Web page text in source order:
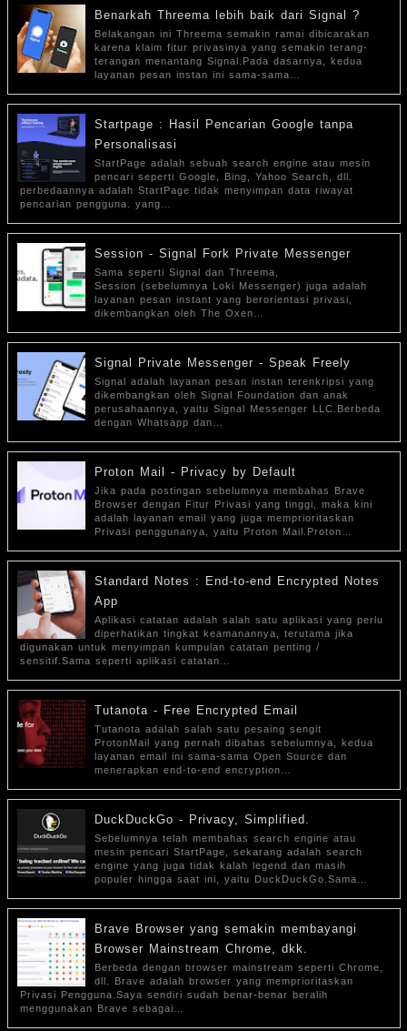
Benarkah Threema lebih baik dari Signal ?
Belakangan ini Threema semakin ramai dibicarakan
karena klaim fitur privasinya yang semakin terang-
terangan menantang Signal.Pada dasarnya, kedua
layanan pesan instan ini sama-sama…
Startpage : Hasil Pencarian Google tanpa
Personalisasi
StartPage adalah sebuah search engine atau mesin
pencari seperti Google, Bing, Yahoo Search, dll.
perbedaannya adalah StartPage tidak menyimpan data riwayat
pencarian pengguna. yang…
Session - Signal Fork Private Messenger
Sama seperti Signal dan Threema,
Session (sebelumnya Loki Messenger) juga adalah
layanan pesan instant yang berorientasi privasi,
dikembangkan oleh The Oxen…
Signal Private Messenger - Speak Freely
Signal adalah layanan pesan instan terenkripsi yang
dikembangkan oleh Signal Foundation dan anak
perusahaannya, yaitu Signal Messenger LLC.Berbeda
dengan Whatsapp dan…
Proton Mail - Privacy by Default
Jika pada postingan sebelumnya membahas Brave
Browser dengan Fitur Privasi yang tinggi, maka kini
adalah layanan email yang juga memprioritaskan
Privasi penggunanya, yaitu Proton Mail.Proton…
Standard Notes : End-to-end Encrypted Notes
App
Aplikasi catatan adalah salah satu aplikasi yang perlu
diperhatikan tingkat keamanannya, terutama jika
digunakan untuk menyimpan kumpulan catatan penting /
sensitif.Sama seperti aplikasi catatan…
Tutanota - Free Encrypted Email
Tutanota adalah salah satu pesaing sengit
ProtonMail yang pernah dibahas sebelumnya, kedua
layanan email ini sama-sama Open Source dan
menerapkan end-to-end encryption…
DuckDuckGo - Privacy, Simplified.
Sebelumnya telah membahas search engine atau
mesin pencari StartPage, sekarang adalah search
engine yang juga tidak kalah legend dan masih
populer hingga saat ini, yaitu DuckDuckGo.Sama…
Brave Browser yang semakin membayangi
Browser Mainstream Chrome, dkk.
Berbeda dengan browser mainstream seperti Chrome,
dll. Brave adalah browser yang memprioritaskan
Privasi Pengguna.Saya sendiri sudah benar-benar beralih
menggunakan Brave sebagai…